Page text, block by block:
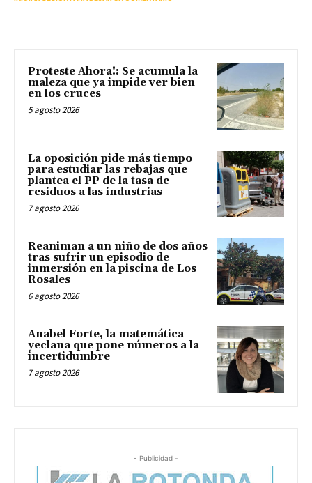
Proteste Ahora!: Se acumula la
maleza que ya impide ver bien
en los cruces
5 agosto 2026
La oposición pide más tiempo
para estudiar las rebajas que
plantea el PP de la tasa de
residuos a las industrias
7 agosto 2026
Reaniman a un niño de dos años
tras sufrir un episodio de
inmersión en la piscina de Los
Rosales
6 agosto 2026
Anabel Forte, la matemática
yeclana que pone números a la
incertidumbre
7 agosto 2026
- Publicidad -